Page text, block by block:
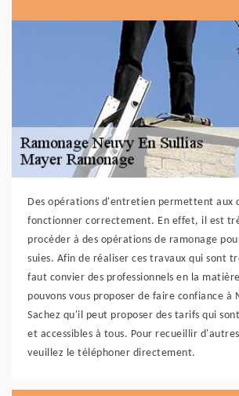
Des opérations d'entretien permettent aux
fonctionner correctement. En effet, il est
procéder à des opérations de ramonage
suies. Afin de réaliser ces travaux qui sont
faut convier des professionnels en la
pouvons vous proposer de faire confiance à
Sachez qu'il peut proposer des tarifs qui
et accessibles à tous. Pour recueillir
veuillez le téléphoner directement.